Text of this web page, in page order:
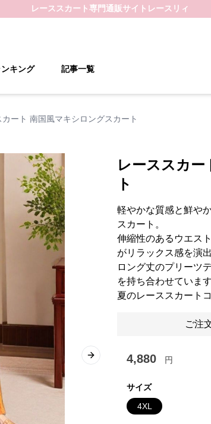
レーススカート専門通販サイト レースリィ
ンキング 記事一覧
カート 南国風マキシロングスカート
Next slide
レーススカー
ト
軽やかな質感と鮮や
スカート。
伸縮性のあるウエス
がリラックス感を演
ロング丈のプリーツ
を持ち合わせています
夏のレーススカート
ご注
4,880 円
サイズ
4XL